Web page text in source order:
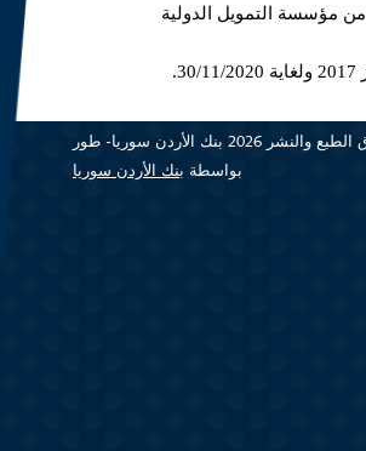
حاصل على شهادة Board of Directors certified program km ski سنة 2018 من مؤسسة التمويل الدولية
© حقوق الطبع والنشر 2026 بنك الأردن سوريا- طور
بواسطة بنك الأردن سوريا